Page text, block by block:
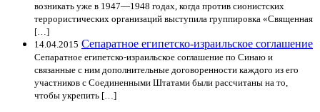
возникать уже в 1947—1948 годах, когда против сионистских
террористических организаций выступила группировка «Священная
[…]
14.04.2015 Сепаратное египетско-израильское соглашение
Сепаратное египетско-израильское соглашение по Синаю и
связанные с ним дополнительные договоренности каждого из его
участников с Соединенными Штатами были рассчитаны на то,
чтобы укрепить […]